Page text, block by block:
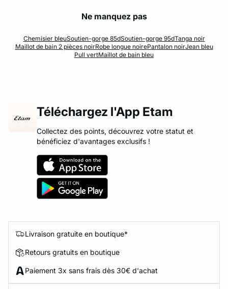
Ne manquez pas
Chemisier bleuSoutien-gorge 85dSoutien-gorge 95dTanga noir
Maillot de bain 2 pièces noirRobe longue noirePantalon noirJean bleu
Pull vertMaillot de bain bleu
Téléchargez l'App Etam
Collectez des points, découvrez votre statut et
bénéficiez d'avantages exclusifs !
Livraison gratuite en boutique*
Retours gratuits en boutique
Paiement 3x sans frais dès 30€ d'achat